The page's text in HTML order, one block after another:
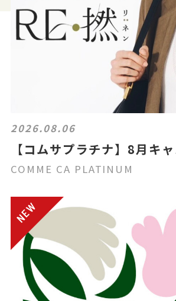
2026.08.06
【コムサプラチナ】8月キ
COMME CA PLATINUM